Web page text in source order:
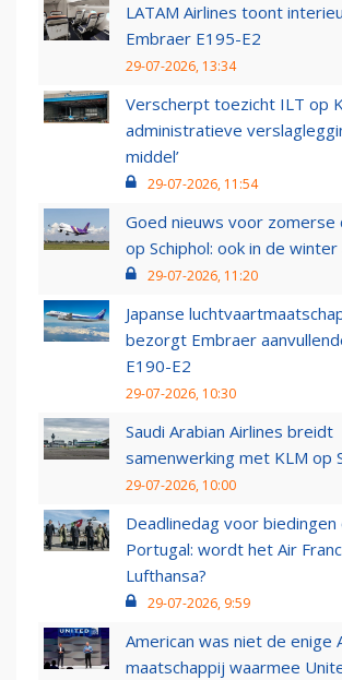
LATAM Airlines toont
Embraer E195-E2
29-07-2026, 13:34
Verscherpt toezicht ILT op
administratieve
middel’
29-07-2026, 11:54
Goed nieuws voor zomerse
op Schiphol: ook in de
29-07-2026, 11:20
Japanse
bezorgt Embraer
E190-E2
29-07-2026, 10:30
Saudi Arabian Airlines breidt
samenwerking met KLM op
29-07-2026, 10:00
Deadlinedag voor biedingen
Portugal: wordt het Air
Lufthansa?
29-07-2026, 9:59
American was niet de enige
maatschappij waarmee